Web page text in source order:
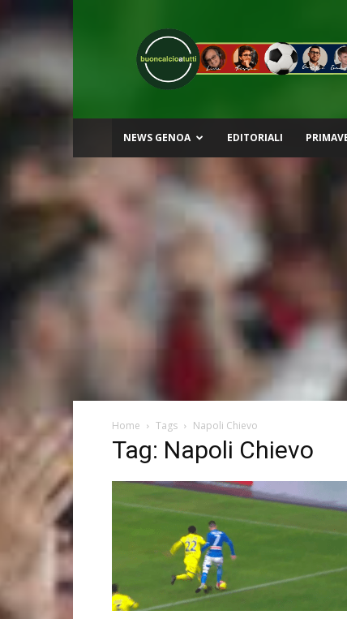
Buon
Calcio
a
Tutti
NEWS GENOA EDITORIALI
Home Tags Napoli Chievo
Tag: Napoli Chievo